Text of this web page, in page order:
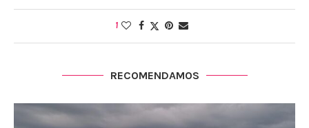
1
RECOMENDAMOS